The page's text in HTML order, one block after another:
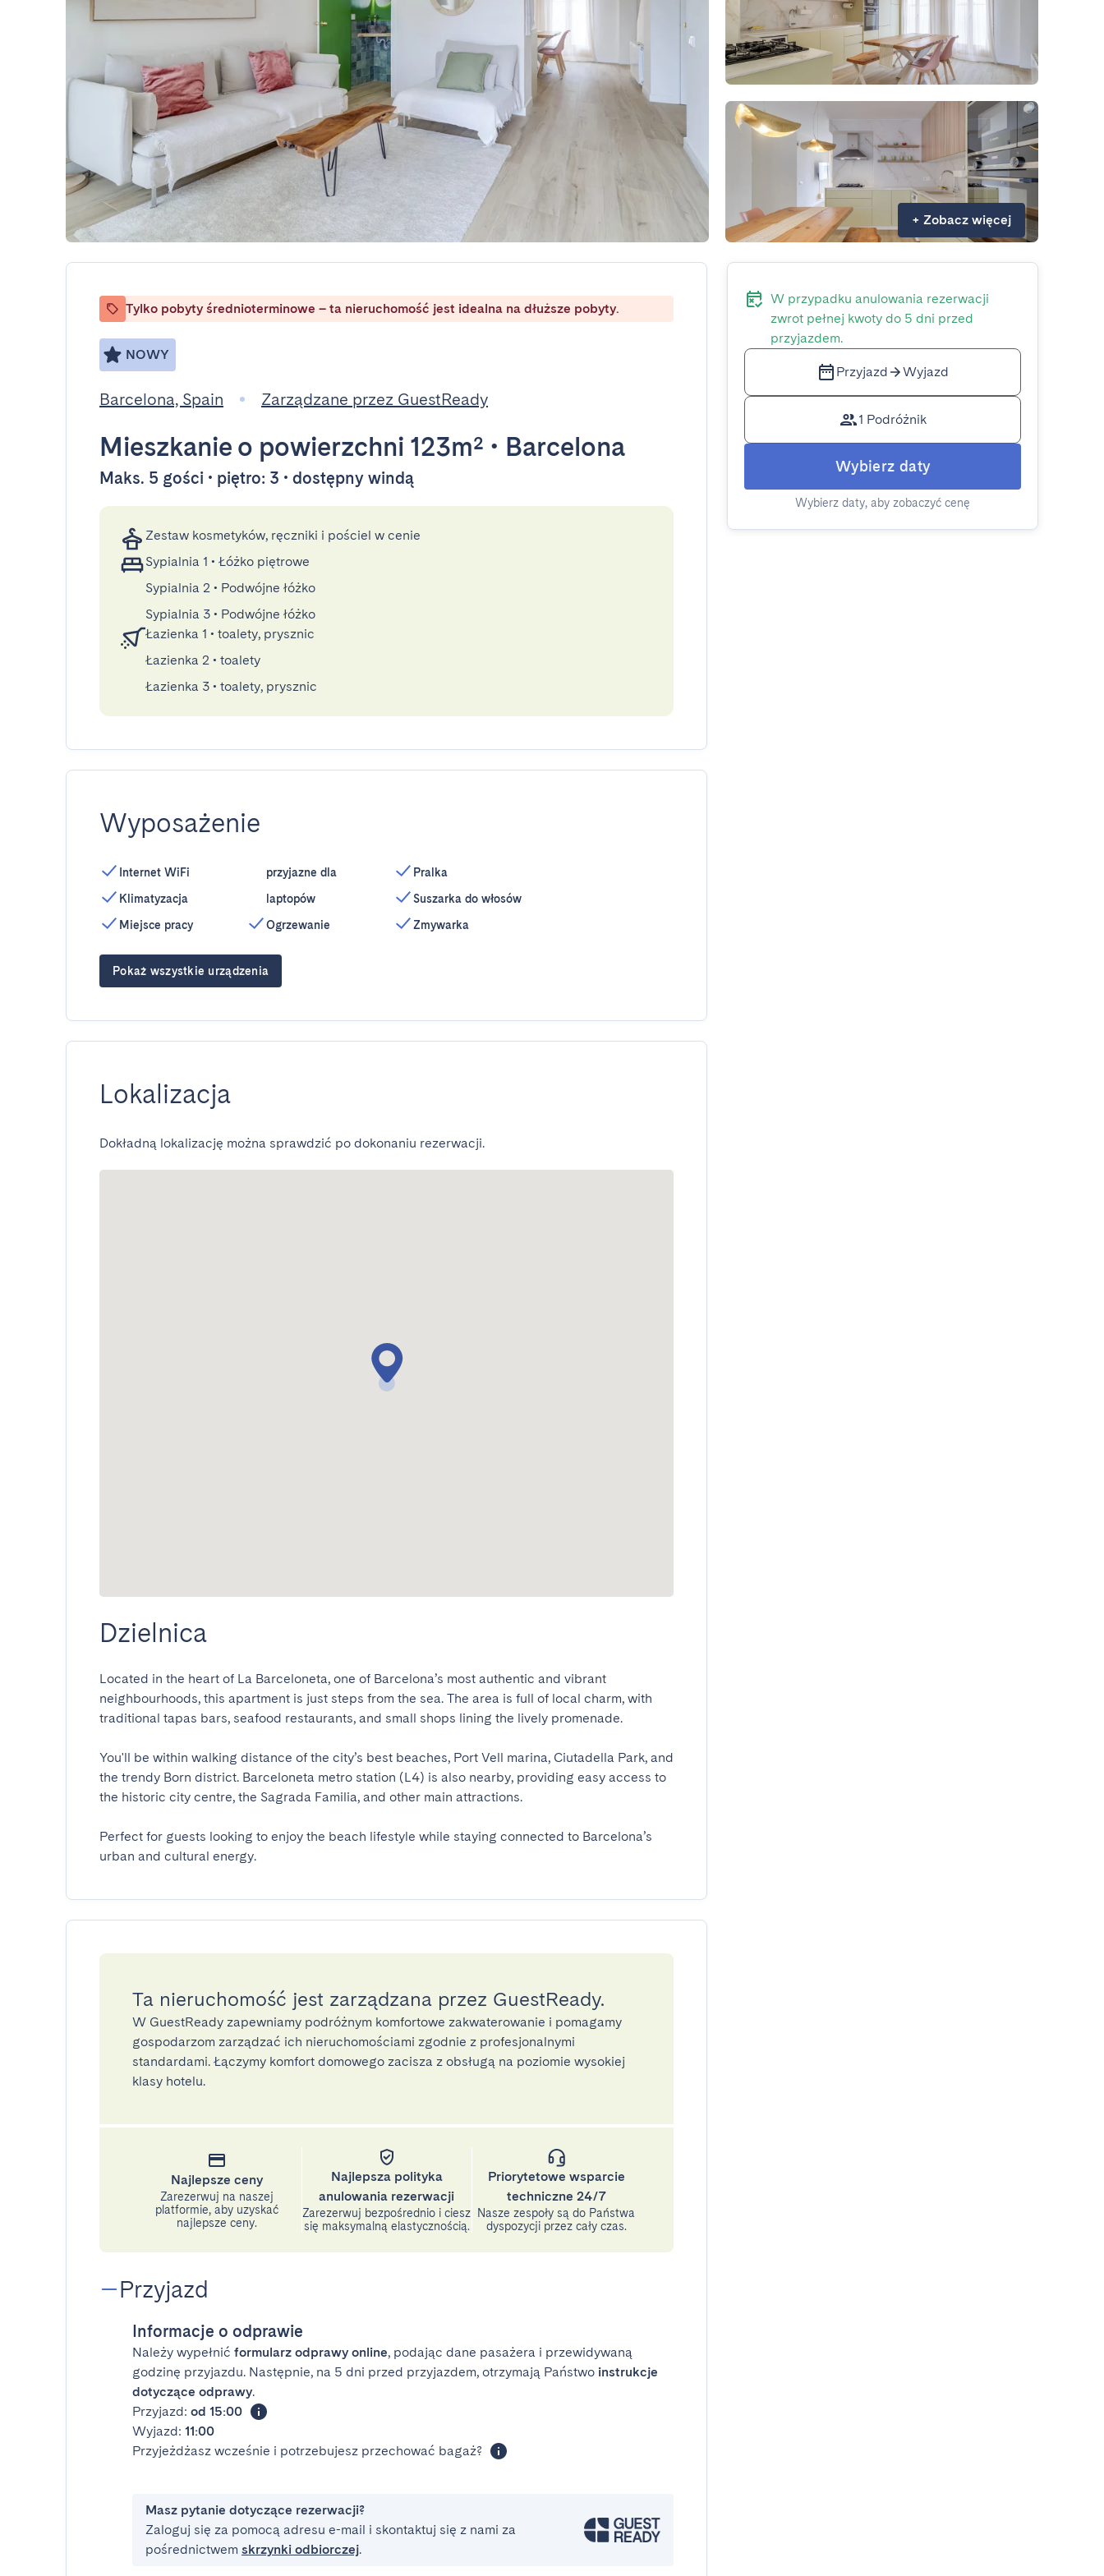
+ Zobacz więcej
Tylko pobyty średnioterminowe – ta nieruchomość jest idealna na dłuższe pobyty.
NOWY
Barcelona, Spain Zarządzane przez GuestReady
Mieszkanie o powierzchni 123m² • Barcelona
Maks. 5 gości • piętro: 3 • dostępny windą
Zestaw kosmetyków, ręczniki i pościel w cenie
Sypialnia 1 • Łóżko piętrowe
Sypialnia 2 • Podwójne łóżko
Sypialnia 3 • Podwójne łóżko
Łazienka 1 • toalety, prysznic
Łazienka 2 • toalety
Łazienka 3 • toalety, prysznic
Wyposażenie
Internet WiFi
Klimatyzacja
Miejsce pracy
przyjazne dla
laptopów
Ogrzewanie
Pralka
Suszarka do włosów
Zmywarka
Pokaż wszystkie urządzenia
Lokalizacja
Dokładną lokalizację można sprawdzić po dokonaniu rezerwacji.
Dzielnica
Located in the heart of La Barceloneta, one of Barcelona’s most authentic and vibrant
neighbourhoods, this apartment is just steps from the sea. The area is full of local charm, with
traditional tapas bars, seafood restaurants, and small shops lining the lively promenade.
You'll be within walking distance of the city’s best beaches, Port Vell marina, Ciutadella Park, and
the trendy Born district. Barceloneta metro station (L4) is also nearby, providing easy access to
the historic city centre, the Sagrada Familia, and other main attractions.
Perfect for guests looking to enjoy the beach lifestyle while staying connected to Barcelona’s
urban and cultural energy.
Ta nieruchomość jest zarządzana przez GuestReady.
W GuestReady zapewniamy podróżnym komfortowe zakwaterowanie i pomagamy
gospodarzom zarządzać ich nieruchomościami zgodnie z profesjonalnymi
standardami. Łączymy komfort domowego zacisza z obsługą na poziomie wysokiej
klasy hotelu.
Najlepsze ceny
Zarezerwuj na naszej
platformie, aby uzyskać
najlepsze ceny.
Najlepsza polityka
anulowania rezerwacji
Zarezerwuj bezpośrednio i ciesz
się maksymalną elastycznością.
Priorytetowe wsparcie
techniczne 24/7
Nasze zespoły są do Państwa
dyspozycji przez cały czas.
Przyjazd
Informacje o odprawie
Należy wypełnić formularz odprawy online, podając dane pasażera i przewidywaną
godzinę przyjazdu. Następnie, na 5 dni przed przyjazdem, otrzymają Państwo instrukcje
dotyczące odprawy.
Przyjazd: od 15:00
Wyjazd: 11:00
Przyjeżdżasz wcześnie i potrzebujesz przechować bagaż?
Masz pytanie dotyczące rezerwacji?
Zaloguj się za pomocą adresu e-mail i skontaktuj się z nami za
pośrednictwem skrzynki odbiorczej.
W przypadku anulowania rezerwacji
zwrot pełnej kwoty do 5 dni przed
przyjazdem.
Przyjazd Wyjazd
1 Podróżnik
Wybierz daty
Wybierz daty, aby zobaczyć cenę